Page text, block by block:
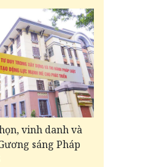
vinh danh và
sáng Pháp